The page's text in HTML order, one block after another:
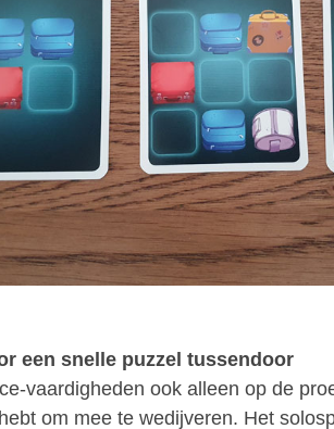
een snelle puzzel tussendoor
vaardigheden ook alleen op de
om mee te wedijveren. Het